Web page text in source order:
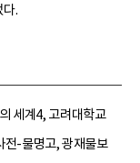
다.
세계4, 고려대학교
전-물명고, 광재물보